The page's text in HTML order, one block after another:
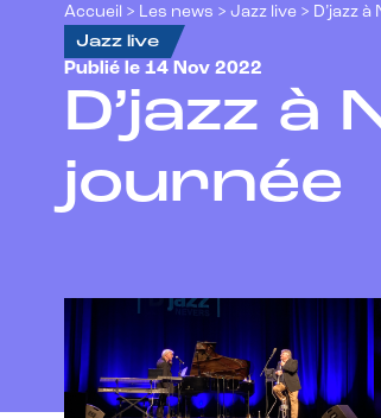
Accueil > Les news > Jazz live > D’jazz
Jazz live
Publié le 14 Nov 2022
D’jazz à
journée